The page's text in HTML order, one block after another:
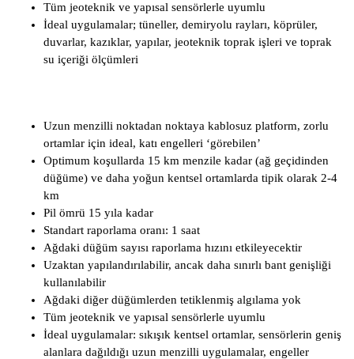
Tüm jeoteknik ve yapısal sensörlerle uyumlu
İdeal uygulamalar; tüneller, demiryolu rayları, köprüler,
duvarlar, kazıklar, yapılar, jeoteknik toprak işleri ve toprak
su içeriği ölçümleri
Uzun menzilli noktadan noktaya kablosuz platform, zorlu
ortamlar için ideal, katı engelleri ‘görebilen’
Optimum koşullarda 15 km menzile kadar (ağ geçidinden
düğüme) ve daha yoğun kentsel ortamlarda tipik olarak 2-4
km
Pil ömrü 15 yıla kadar
Standart raporlama oranı: 1 saat
Ağdaki düğüm sayısı raporlama hızını etkileyecektir
Uzaktan yapılandırılabilir, ancak daha sınırlı bant genişliği
kullanılabilir
Ağdaki diğer düğümlerden tetiklenmiş algılama yok
Tüm jeoteknik ve yapısal sensörlerle uyumlu
İdeal uygulamalar: sıkışık kentsel ortamlar, sensörlerin geniş
alanlara dağıldığı uzun menzilli uygulamalar, engeller